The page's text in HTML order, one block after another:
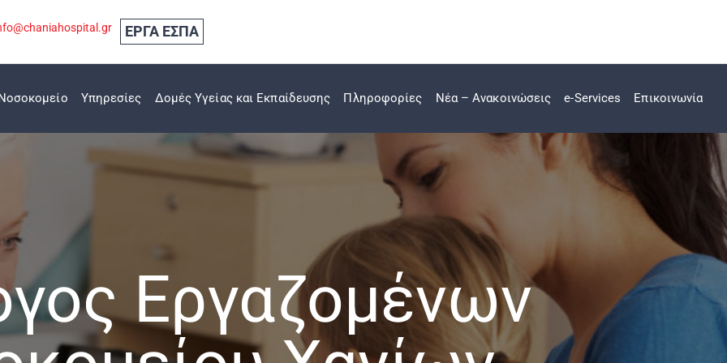
ΕΡΓΑ ΕΣΠΑ
Νοσοκομείο Υπηρεσίες Δομές Υγείας και Εκπαίδευσης Πληροφορίες Νέα – Ανακοινώσεις e-Services Επικοινωνία
Εργαζομένων